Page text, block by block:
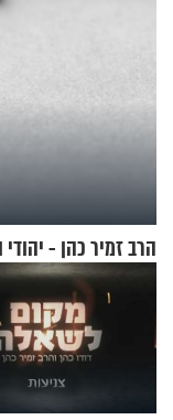
הרב זמיר כהן - יהודי